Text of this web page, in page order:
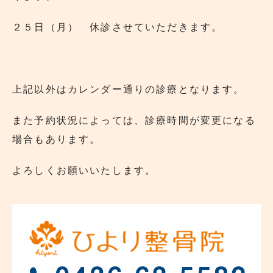
２５日（月） 休診させていただきます。
上記以外はカレンダー通りの診療となります。
また予約状況によっては、診療時間が変更になる
場合もあります。
よろしくお願いいたします。